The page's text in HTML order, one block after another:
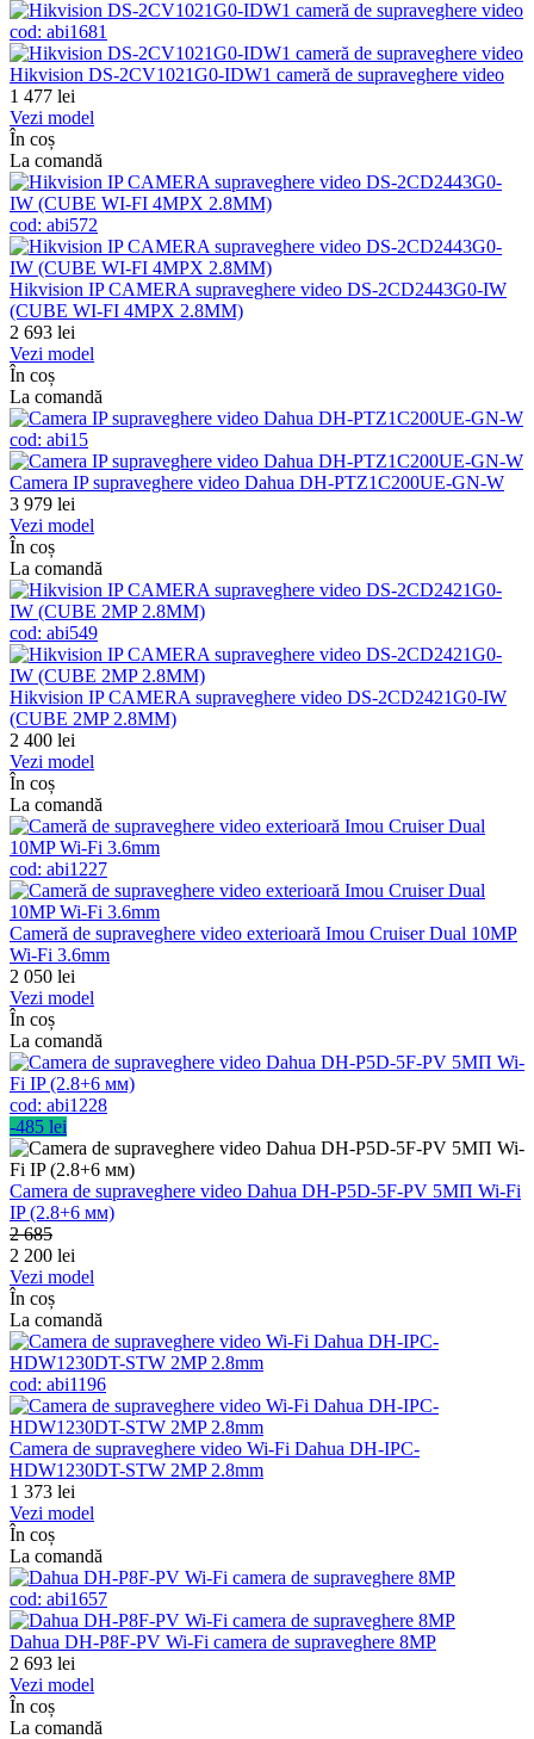
cod: abi1681
Hikvision DS-2CV1021G0-IDW1 cameră de supraveghere video
1 477 lei
Vezi model
În coș
La comandă
cod: abi572
Hikvision IP CAMERA supraveghere video DS-2CD2443G0-IW
(CUBE WI-FI 4MPX 2.8MM)
2 693 lei
Vezi model
În coș
La comandă
cod: abi15
Camera IP supraveghere video Dahua DH-PTZ1C200UE-GN-W
3 979 lei
Vezi model
În coș
La comandă
cod: abi549
Hikvision IP CAMERA supraveghere video DS-2CD2421G0-IW
(CUBE 2MP 2.8MM)
2 400 lei
Vezi model
În coș
La comandă
cod: abi1227
Cameră de supraveghere video exterioară Imou Cruiser Dual 10MP
Wi-Fi 3.6mm
2 050 lei
Vezi model
În coș
La comandă
cod: abi1228
-485 lei
Camera de supraveghere video Dahua DH-P5D-5F-PV 5МП Wi-Fi
IP (2.8+6 мм)
2 685
2 200 lei
Vezi model
În coș
La comandă
cod: abi1196
Camera de supraveghere video Wi-Fi Dahua DH-IPC-
HDW1230DT-STW 2MP 2.8mm
1 373 lei
Vezi model
În coș
La comandă
cod: abi1657
Dahua DH-P8F-PV Wi-Fi camera de supraveghere 8MP
2 693 lei
Vezi model
În coș
La comandă